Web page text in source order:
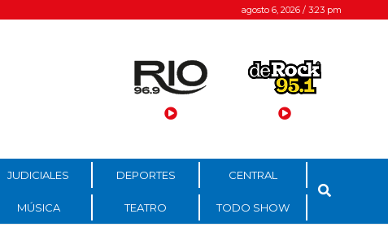
agosto 6, 2026 / 3:23 pm
JUDICIALES DEPORTES CENTRAL
MÚSICA TEATRO TODO SHOW